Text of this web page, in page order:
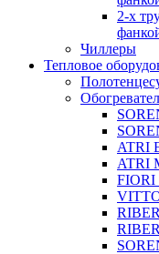
2-х
Чиллеры
Тепловое
ATRI
ATRI
FIORI